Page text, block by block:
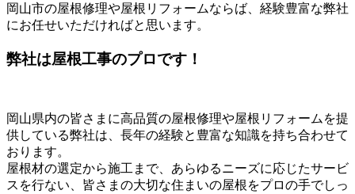
岡山市の屋根修理や屋根リフォームならば、経験豊富な弊社
にお任せいただければと思います。
弊社は屋根工事のプロです！
岡山県内の皆さまに高品質の屋根修理や屋根リフォームを提
供している弊社は、長年の経験と豊富な知識を持ち合わせて
おります。
屋根材の選定から施工まで、あらゆるニーズに応じたサービ
スを行ない、皆さまの大切な住まいの屋根をプロの手でしっ